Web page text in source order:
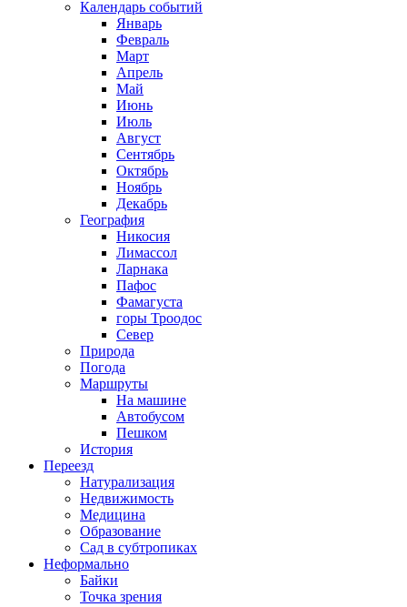
Календарь событий
Январь
Февраль
Март
Апрель
Май
Июнь
Июль
Август
Сентябрь
Октябрь
Ноябрь
Декабрь
География
Никосия
Лимассол
Ларнака
Пафос
Фамагуста
горы Троодос
Север
Природа
Погода
Маршруты
На машине
Автобусом
Пешком
История
Переезд
Натурализация
Недвижимость
Медицина
Образование
Сад в субтропиках
Неформально
Байки
Точка зрения